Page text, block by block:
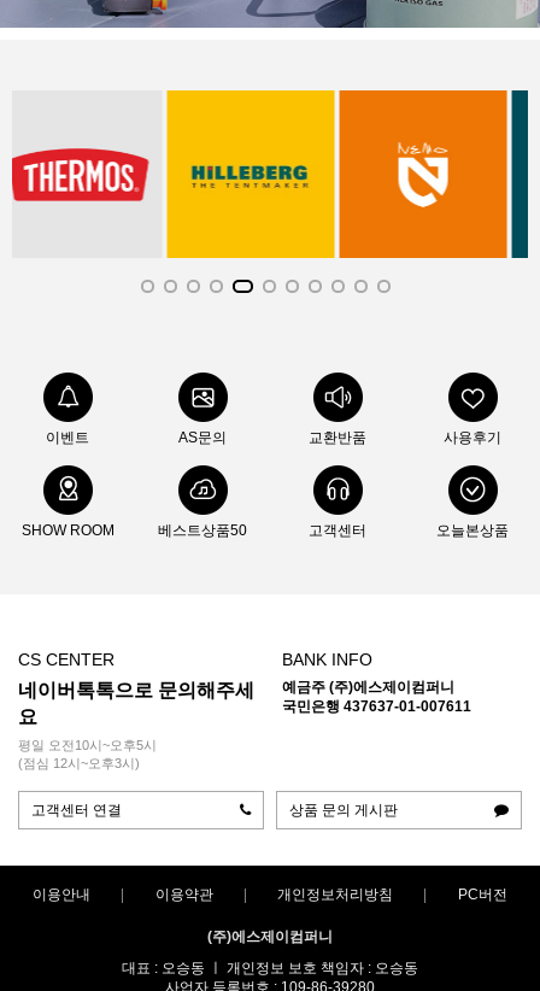
이벤트 AS문의 교환반품 사용후기
SHOW ROOM 베스트상품50 고객센터 오늘본상품
CS CENTER
네이버톡톡으로 문의해주세
요
평일 오전10시~오후5시
(점심 12시~오후3시)
BANK INFO
예금주 (주)에스제이컴퍼니
국민은행 437637-01-007611
고객센터 연결 상품 문의 게시판
이용안내 이용약관 개인정보처리방침 PC버전
(주)에스제이컴퍼니
대표 : 오승동 ㅣ 개인정보 보호 책임자 : 오승동